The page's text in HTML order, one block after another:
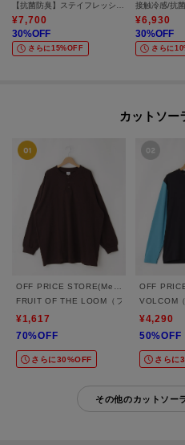
¥7,700
30%OFF
さらに15%OFF
¥6,930
30%OFF
さらに
カットソー
FRUIT OF THE LOOM（フルーツ オブ
¥1,617
70%OFF
さらに30%OFF
VOLCOM
¥4,290
50%OFF
さらに
その他のカットソー